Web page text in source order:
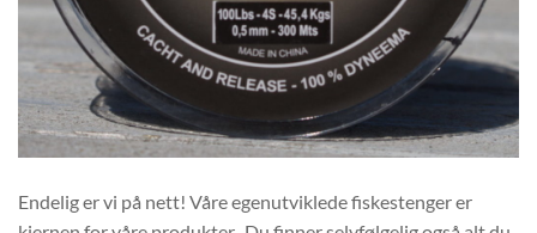
Endelig er vi på nett! Våre egenutviklede fiskestenger er